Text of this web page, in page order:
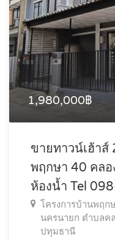
1,980,000฿
ขายทาวน์เฮ้าส์
พฤกษา 40 คล
ห้องน้ำ Tel
โครงการบ้านพฤก
นครนายก ตำบลค
ปทุมธานี